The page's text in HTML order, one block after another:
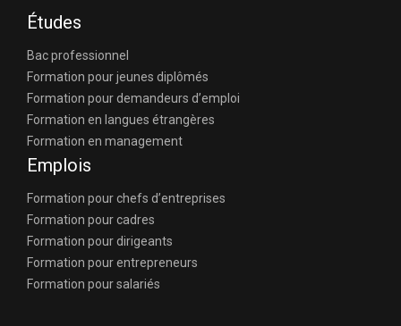
Études
Bac professionnel
Formation pour jeunes diplômés
Formation pour demandeurs d’emploi
Formation en langues étrangères
Formation en management
Emplois
Formation pour chefs d’entreprises
Formation pour cadres
Formation pour dirigeants
Formation pour entrepreneurs
Formation pour salariés